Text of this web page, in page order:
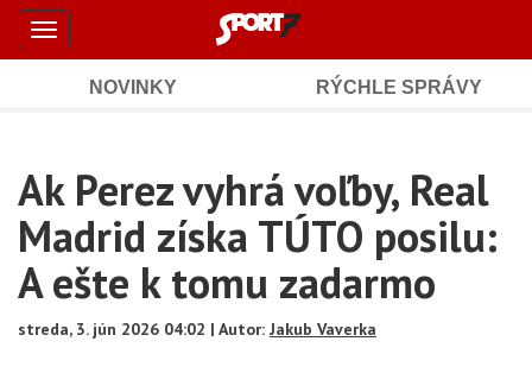
Šport7.sk
-
spravodajstvo
a
výsledky
Skočiť
hlavný
Toggle
navigation
Navigation
NOVINKY RÝCHLE SPRÁVY
Main
Content
Ak Perez vyhrá voľby, Real
Madrid získa TÚTO posilu:
A ešte k tomu zadarmo
streda, 3. jún 2026 04:02 | Autor: Jakub Vaverka